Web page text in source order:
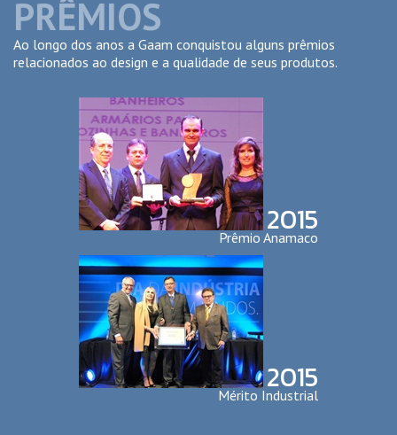
PRÊMIOS
Ao longo dos anos a Gaam conquistou alguns prêmios
relacionados ao design e a qualidade de seus produtos.
2015
Prêmio Anamaco
2015
Mérito Industrial